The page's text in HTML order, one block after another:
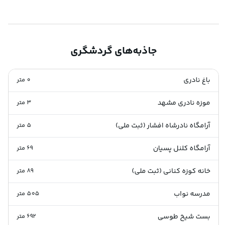
جاذبه‌های گردشگری
باغ نادری 0 متر
موزه نادری مشهد 3متر
آرامگاه نادرشاه افشار (ثبت ملی) 5 متر
آرامگاه کلنل پسیان 69متر
خانه کوزه کنانی (ثبت ملی) 89متر
مدرسه نواب 505 متر
بست شیخ طوسی 692متر